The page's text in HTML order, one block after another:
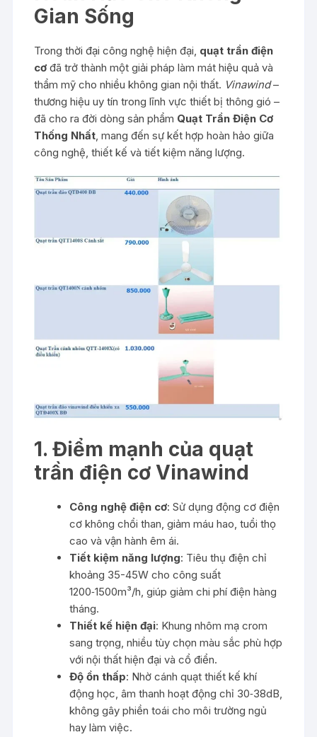
Gian Sống
Trong thời đại công nghệ hiện đại, quạt trần điện
cơ đã trở thành một giải pháp làm mát hiệu quả và
thẩm mỹ cho nhiều không gian nội thất. Vinawind–
thương hiệu uy tín trong lĩnh vực thiết bị thông gió –
đã cho ra đời dòng sản phẩm Quạt Trần Điện Cơ
Thống Nhất , mang đến sự kết hợp hoàn hảo giữa
công nghệ, thiết kế và tiết kiệm năng lượng.
1. Điểm mạnh của quạt
trần điện cơ Vinawind
Công nghệ điện cơ: Sử dụng động cơ điện
cơ không chổi than, giảm máu hao, tuổi thọ
cao và vận hành êm ái.
Tiết kiệm năng lượng: Tiêu thụ điện chỉ
khoảng 35-45W cho công suất
1200‑1500m³/h, giúp giảm chi phí điện hàng
tháng.
Thiết kế hiện đại: Khung nhôm mạ crom
sang trọng, nhiều tùy chọn màu sắc phù hợp
với nội thất hiện đại và cổ điển.
Độ ồn thấp: Nhờ cánh quạt thiết kế khí
động học, âm thanh hoạt động chỉ 30‑38dB,
không gây phiền toái cho môi trường ngủ
hay làm việc.